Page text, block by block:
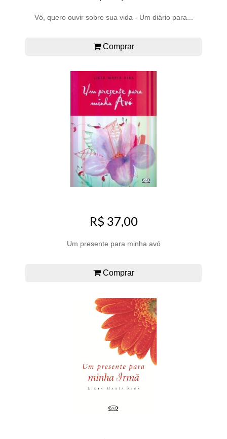
Vó, quero ouvir sobre sua vida - Um diário para...
Comprar
R$ 37,00
Um presente para minha avó
Comprar